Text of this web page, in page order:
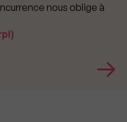
nous oblige à